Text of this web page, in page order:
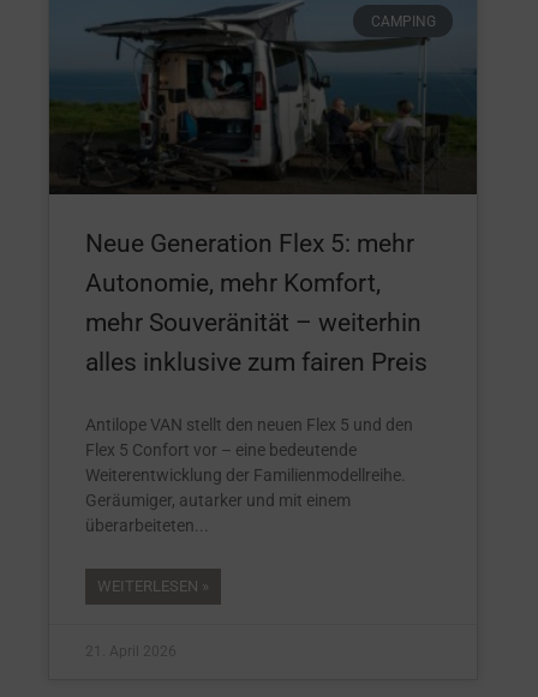
CAMPING
Neue Generation Flex 5: mehr
Autonomie, mehr Komfort,
mehr Souveränität – weiterhin
alles inklusive zum fairen Preis
Antilope VAN stellt den neuen Flex 5 und den
Flex 5 Confort vor – eine bedeutende
Weiterentwicklung der Familienmodellreihe.
Geräumiger, autarker und mit einem
überarbeiteten
WEITERLESEN »
21. April 2026